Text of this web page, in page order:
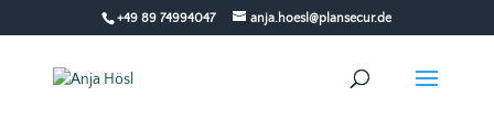
+49 89 74994047 anja.hoesl@plansecur.de